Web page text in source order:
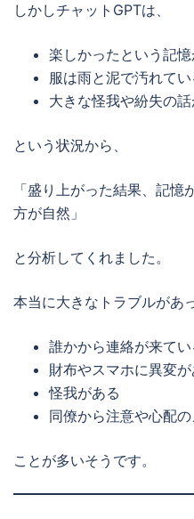
しかしチャットGPTは、
楽しかったという記
服は雨と泥で汚れて
大きな怪我や紛失の
という状況から、
「盛り上がった結果、記
方が自然」
と分析してくれました。
本当に大きなトラブルがあ
誰かから連絡が来てい
財布やスマホに異変が
怪我がある
同僚から注意や心配
ことが多いそうです。